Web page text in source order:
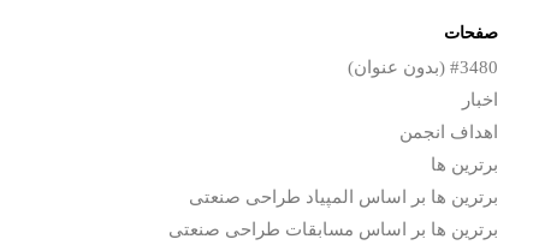
صفحات
#3480 (بدون عنوان)
اخبار
اهداف انجمن
برترین ها
برترین ها بر اساس المپیاد طراحی صنعتی
برترین ها بر اساس مسابقات طراحی صنعتی